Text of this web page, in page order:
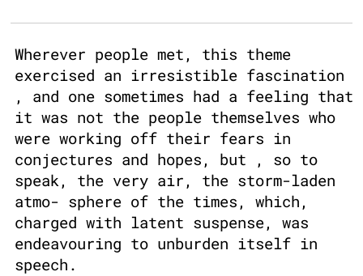
Wherever people met, this theme
exercised an irresistible fascination
, and one sometimes had a feeling that
it was not the people themselves who
were working off their fears in
conjectures and hopes, but , so to
speak, the very air, the storm-laden
atmo- sphere of the times, which,
charged with latent suspense, was
endeavouring to unburden itself in
speech.